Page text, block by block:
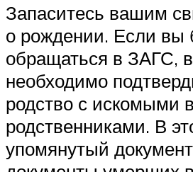
Запаситесь вашим
о рождении. Если вы
обращаться в ЗАГС,
необходимо
родство с искомыми
родственниками. В
упомянутый